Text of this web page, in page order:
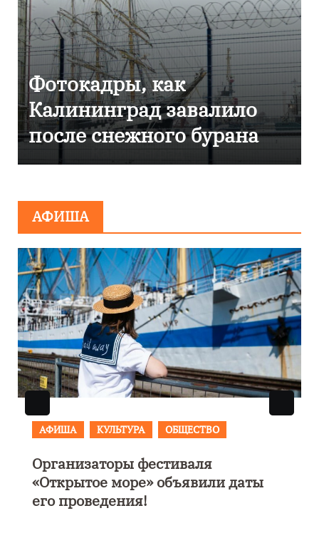
Фоторепортаж как в
Калининграде
эвакуировали ТЦ из-за
сообщения о
АФИША
АФИША
В Калининграде пройдет
фестиваль искусств «Зимние
каникулы на Балтике»